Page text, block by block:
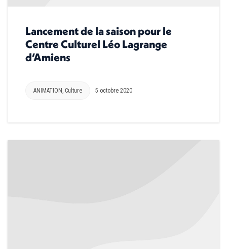
Lancement de la saison pour le
Centre Culturel Léo Lagrange
d’Amiens
ANIMATION Culture 5 octobre 2020